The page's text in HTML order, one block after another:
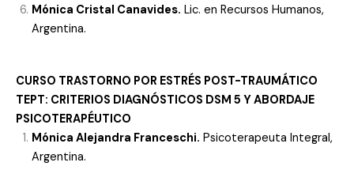
Mónica Cristal Canavides. Lic. en Recursos Humanos,
Argentina.
CURSO TRASTORNO POR ESTRÉS POST-TRAUMÁTICO
TEPT: CRITERIOS DIAGNÓSTICOS DSM 5 Y ABORDAJE
PSICOTERAPÉUTICO
Mónica Alejandra Franceschi. Psicoterapeuta Integral,
Argentina.